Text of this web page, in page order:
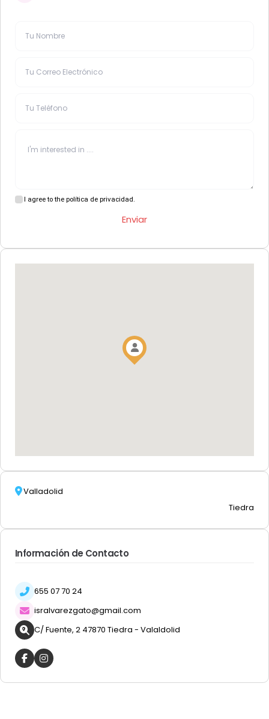
I agree to the política de privacidad.
Enviar
Valladolid
Tiedra
Información de Contacto
655 07 70 24
isralvarezgato@gmail.com
C/ Fuente, 2 47870 Tiedra - Valaldolid